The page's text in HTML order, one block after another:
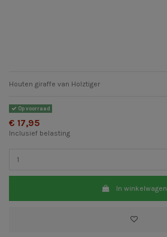
Houten giraffe van Holztiger
Op voorraad
€ 17,95
Inclusief belasting
In winkelwagen